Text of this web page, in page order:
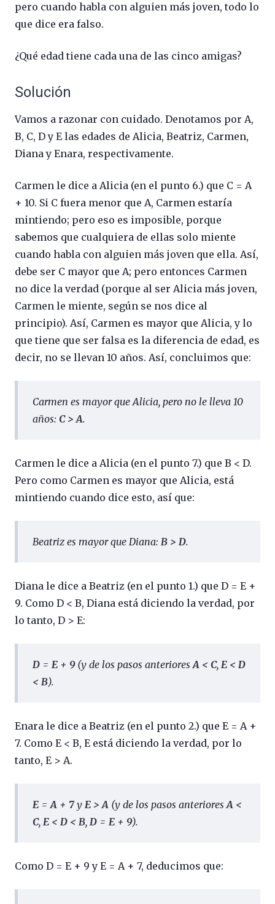
pero cuando habla con alguien más joven, todo lo
que dice era falso.
¿Qué edad tiene cada una de las cinco amigas?
Solución
Vamos a razonar con cuidado. Denotamos por A,
B, C, D y E las edades de Alicia, Beatriz, Carmen,
Diana y Enara, respectivamente.
Carmen le dice a Alicia (en el punto 6.) que C = A
+ 10. Si C fuera menor que A, Carmen estaría
mintiendo; pero eso es imposible, porque
sabemos que cualquiera de ellas solo miente
cuando habla con alguien más joven que ella. Así,
debe ser C mayor que A; pero entonces Carmen
no dice la verdad (porque al ser Alicia más joven,
Carmen le miente, según se nos dice al
principio). Así, Carmen es mayor que Alicia, y lo
que tiene que ser falsa es la diferencia de edad, es
decir, no se llevan 10 años. Así, concluimos que:
Carmen es mayor que Alicia, pero no le lleva 10
años: C > A.
Carmen le dice a Alicia (en el punto 7.) que B < D.
Pero como Carmen es mayor que Alicia, está
mintiendo cuando dice esto, así que:
Beatriz es mayor que Diana: B > D.
Diana le dice a Beatriz (en el punto 1.) que D = E +
9. Como D < B, Diana está diciendo la verdad, por
lo tanto, D > E:
D = E + 9 (y de los pasos anterioresA < C, E < D
< B).
Enara le dice a Beatriz (en el punto 2.) que E = A +
7. Como E < B, E está diciendo la verdad, por lo
tanto, E > A.
E = A + 7y E > A (y de los pasos anterioresA <
C, E < D < B, D = E + 9).
Como D = E + 9 y E = A + 7, deducimos que: